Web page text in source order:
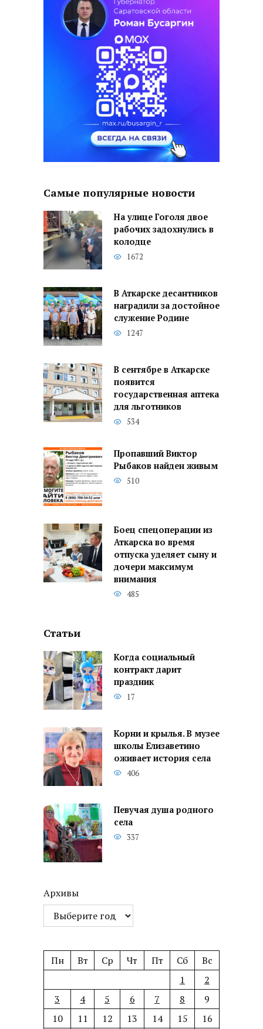
Самые популярные новости
На улице Гоголя двое
рабочих задохнулись в
колодце
1672
В Аткарске десантников
наградили за достойное
служение Родине
1247
В сентябре в Аткарске
появится
государственная аптека
для льготников
534
Пропавший Виктор
Рыбаков найден живым
510
Боец спецоперации из
Аткарска во время
отпуска уделяет сыну и
дочери максимум
внимания
485
Статьи
Когда социальный
контракт дарит
праздник
17
Корни и крылья. В музее
школы Елизаветино
оживает история села
406
Певучая душа родного
села
337
Архивы
Пн Вт Ср Чт Пт Сб
Вс
1
2
3
4 5 6 7 8
9
10
11 12 13 14 15
16